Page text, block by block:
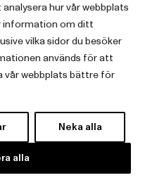
hur vår webbplats
information om ditt
vilka sidor du besöker
används för att
vår webbplats bättre för
Neka alla
alla
och att sprida